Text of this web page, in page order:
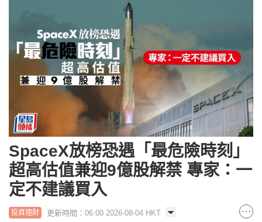
SpaceX放榜恐遇「最危險時刻」
超高估值兼迎9億股解禁 專家：一
定不建議買入
投資理財 更新時間：06:00 2026-08-04 HKT